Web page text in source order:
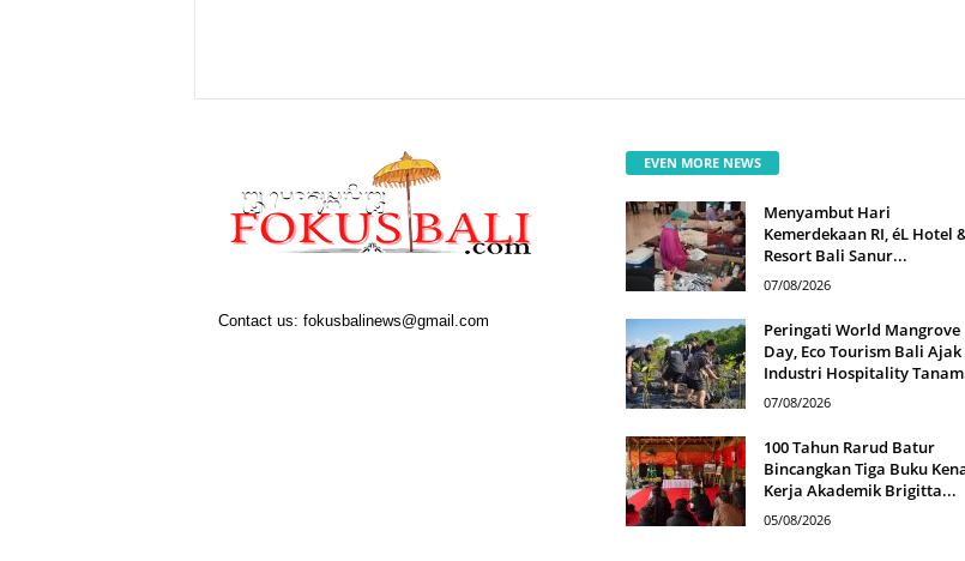
Contact us: fokusbalinews@gmail.com
EVEN MORE NEWS
Menyambut Hari
Kemerdekaan RI, éL Hotel
Resort Bali Sanur...
07/08/2026
Peringati World Mangrove
Day, Eco Tourism Bali Ajak
Industri Hospitality
07/08/2026
100 Tahun Rarud Batur
Bincangkan Tiga Buku
Kerja Akademik Brigitta...
05/08/2026